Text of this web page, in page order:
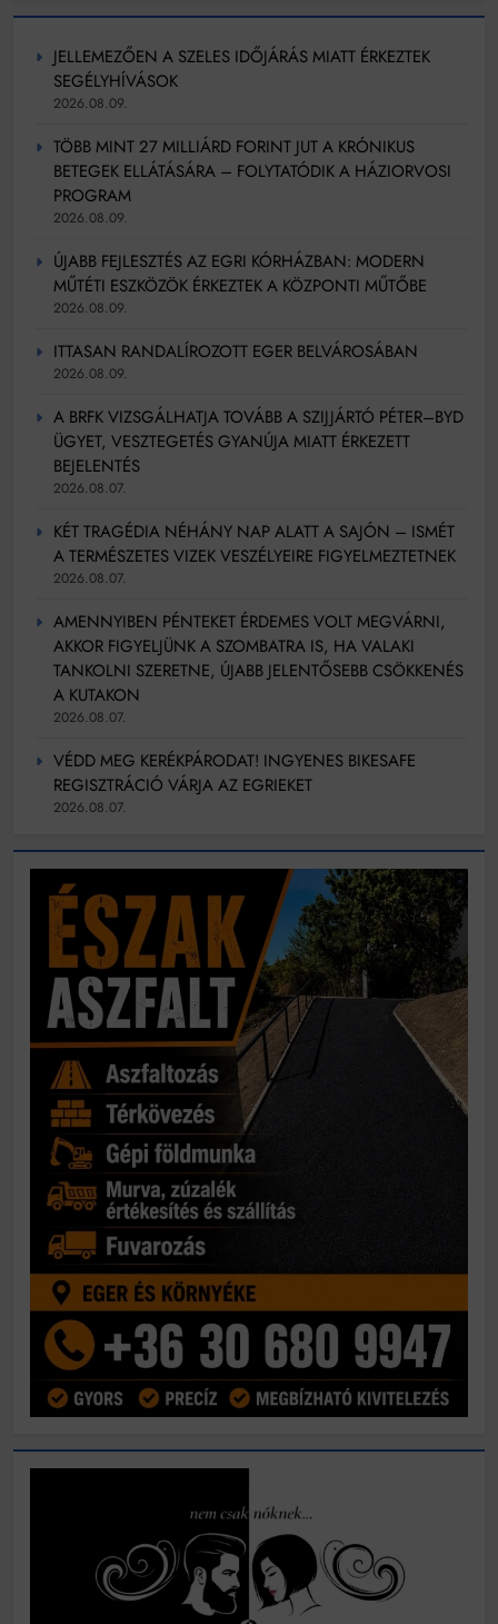
JELLEMEZŐEN A SZELES IDŐJÁRÁS MIATT ÉRKEZTEK
SEGÉLYHÍVÁSOK
2026.08.09.
TÖBB MINT 27 MILLIÁRD FORINT JUT A KRÓNIKUS
BETEGEK ELLÁTÁSÁRA – FOLYTATÓDIK A HÁZIORVOSI
PROGRAM
2026.08.09.
ÚJABB FEJLESZTÉS AZ EGRI KÓRHÁZBAN: MODERN
MŰTÉTI ESZKÖZÖK ÉRKEZTEK A KÖZPONTI MŰTŐBE
2026.08.09.
ITTASAN RANDALÍROZOTT EGER BELVÁROSÁBAN
2026.08.09.
A BRFK VIZSGÁLHATJA TOVÁBB A SZIJJÁRTÓ PÉTER–BYD
ÜGYET, VESZTEGETÉS GYANÚJA MIATT ÉRKEZETT
BEJELENTÉS
2026.08.07.
KÉT TRAGÉDIA NÉHÁNY NAP ALATT A SAJÓN – ISMÉT
A TERMÉSZETES VIZEK VESZÉLYEIRE FIGYELMEZTETNEK
2026.08.07.
AMENNYIBEN PÉNTEKET ÉRDEMES VOLT MEGVÁRNI,
AKKOR FIGYELJÜNK A SZOMBATRA IS, HA VALAKI
TANKOLNI SZERETNE, ÚJABB JELENTŐSEBB CSÖKKENÉS
A KUTAKON
2026.08.07.
VÉDD MEG KERÉKPÁRODAT! INGYENES BIKESAFE
REGISZTRÁCIÓ VÁRJA AZ EGRIEKET
2026.08.07.